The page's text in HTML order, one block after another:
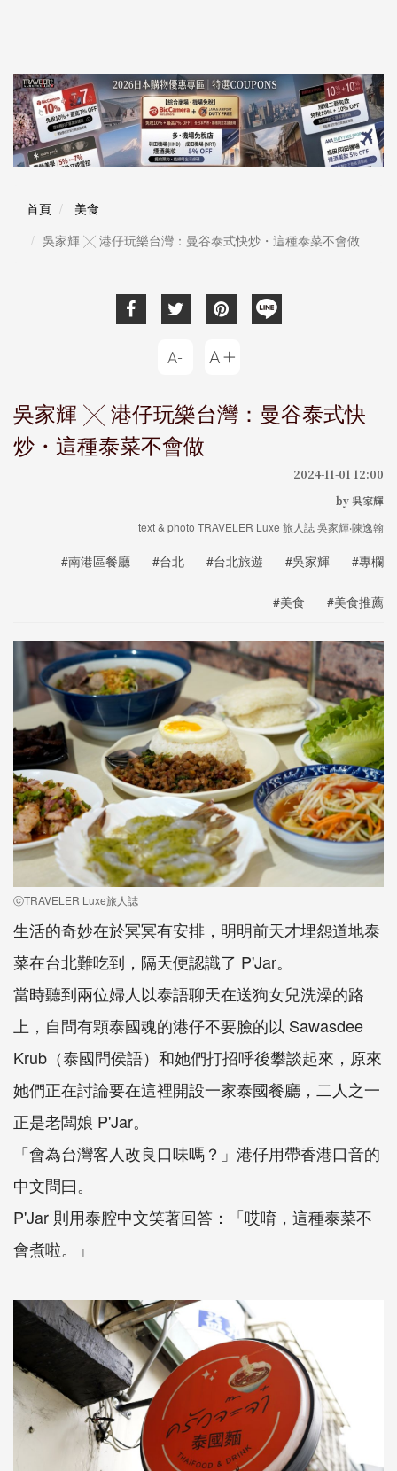
首頁
美食
吳家輝 ╳ 港仔玩樂台灣：曼谷泰式快炒・這種泰菜不會做
吳家輝 ╳ 港仔玩樂台灣：曼谷泰式快
炒・這種泰菜不會做
2024-11-01 12:00
by 吳家輝
text & photo TRAVELER Luxe 旅人誌 吳家輝‧陳逸翰
#南港區餐廳 #台北 #台北旅遊 #吳家輝 #專欄
#美食 #美食推薦
ⓒTRAVELER Luxe旅人誌
生活的奇妙在於冥冥有安排，明明前天才埋怨道地泰
菜在台北難吃到，隔天便認識了 P'Jar。
當時聽到兩位婦人以泰語聊天在送狗女兒洗澡的路
上，自問有顆泰國魂的港仔不要臉的以 Sawasdee
Krub（泰國問侯語）和她們打招呼後攀談起來，原來
她們正在討論要在這裡開設一家泰國餐廳，二人之一
正是老闆娘 P'Jar。
「會為台灣客人改良口味嗎？」港仔用帶香港口音的
中文問曰。
P'Jar 則用泰腔中文笑著回答：「哎唷，這種泰菜不
會煮啦。」